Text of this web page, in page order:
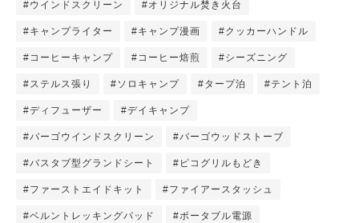
#ウインドスクリーン #オリジナル焚き火台
#キャンプライター #キャンプ漫画 #クッカーハンドル
#コーヒーキャンプ #コーヒー焙煎 #シーズニング
#ステルス張り #ソロキャンプ #タープ泊 #テント泊
#ディフューザー #デイキャンプ
#バーゴウインドスクリーン #バーゴウッドストーブ
#バスタブ型グランドシート #ピコグリルもどき
#ファーストエイドキット #ファイアースタッシュ
#ベルントレッキングパッド #ポータブル電源